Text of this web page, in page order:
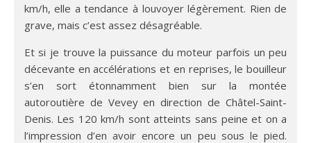
km/h, elle a tendance à louvoyer légèrement. Rien de
grave, mais c’est assez désagréable.
Et si je trouve la puissance du moteur parfois un peu
décevante en accélérations et en reprises, le bouilleur
s’en sort étonnamment bien sur la montée
autoroutière de Vevey en direction de Châtel-Saint-
Denis. Les 120 km/h sont atteints sans peine et on a
l’impression d’en avoir encore un peu sous le pied.